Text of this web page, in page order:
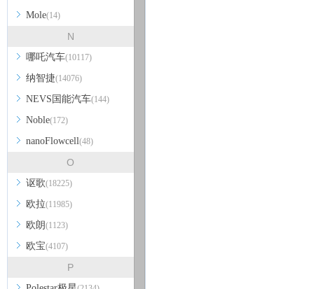
Mole(14)
N
哪吒汽车(10117)
纳智捷(14076)
NEVS国能汽车(144)
Noble(172)
nanoFlowcell(48)
O
讴歌(18225)
欧拉(11985)
欧朗(1123)
欧宝(4107)
P